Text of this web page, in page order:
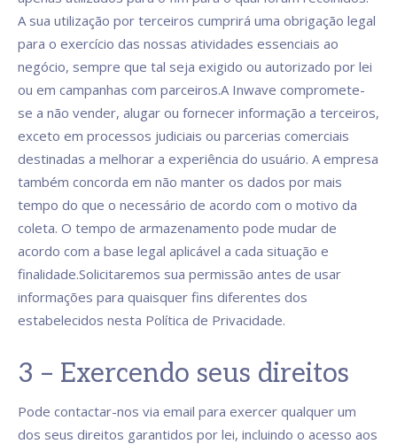
A sua utilização por terceiros cumprirá uma obrigação legal
para o exercício das nossas atividades essenciais ao
negócio, sempre que tal seja exigido ou autorizado por lei
ou em campanhas com parceiros.A Inwave compromete-
se a não vender, alugar ou fornecer informação a terceiros,
exceto em processos judiciais ou parcerias comerciais
destinadas a melhorar a experiência do usuário. A empresa
também concorda em não manter os dados por mais
tempo do que o necessário de acordo com o motivo da
coleta. O tempo de armazenamento pode mudar de
acordo com a base legal aplicável a cada situação e
finalidade.Solicitaremos sua permissão antes de usar
informações para quaisquer fins diferentes dos
estabelecidos nesta Política de Privacidade.
3 – Exercendo seus direitos
Pode contactar-nos via email para exercer qualquer um
dos seus direitos garantidos por lei, incluindo o acesso aos